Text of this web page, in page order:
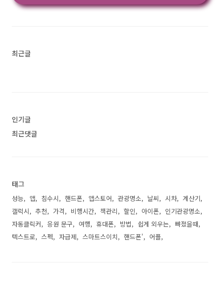
최근글
인기글
최근댓글
태그
성능 앱 침수시 핸드폰 앱스토어 관광명소 날씨 시차
계산기
갤럭시
추천 가격 비행시간 책관리 할인 아이폰
인기관광명소
자동클릭커
응원 문구 여행 휴대폰 방법 쉽게 외우는
뺘졌을때
텍스트로
스펙 자급제 스마트스이치 핸드폰' 어플